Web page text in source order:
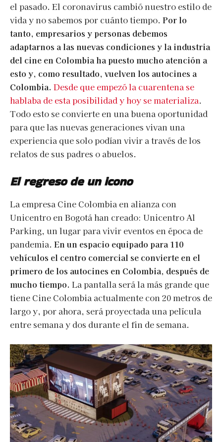
el pasado. El coronavirus cambió nuestro estilo de
vida y no sabemos por cuánto tiempo. Por lo
tanto, empresarios y personas debemos
adaptarnos a las nuevas condiciones y la industria
del cine en Colombia ha puesto mucho atención a
esto y, como resultado, vuelven los autocines a
Colombia. Desde que empezó la cuarentena se
hablaba de esta posibilidad y hoy se materializa.
Todo esto se convierte en una buena oportunidad
para que las nuevas generaciones vivan una
experiencia que solo podían vivir a través de los
relatos de sus padres o abuelos.
El regreso de un icono
La empresa Cine Colombia en alianza con
Unicentro en Bogotá han creado: Unicentro Al
Parking, un lugar para vivir eventos en época de
pandemia. En un espacio equipado para 110
vehículos el centro comercial se convierte en el
primero de los autocines en Colombia, después de
mucho tiempo. La pantalla será la más grande que
tiene Cine Colombia actualmente con 20 metros de
largo y, por ahora, será proyectada una película
entre semana y dos durante el fin de semana.